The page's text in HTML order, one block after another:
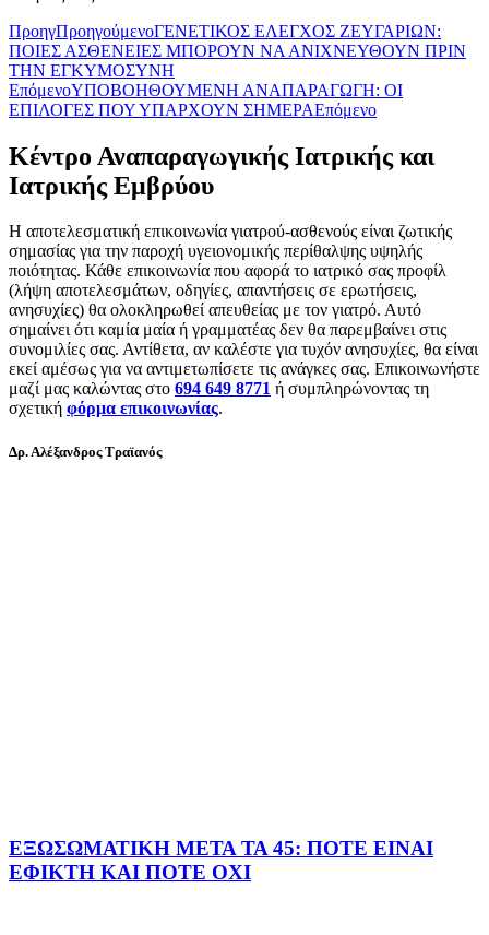
ΠροηγΠροηγούμενοΓΕΝΕΤΙΚΟΣ ΕΛΕΓΧΟΣ ΖΕΥΓΑΡΙΩΝ:
ΠΟΙΕΣ ΑΣΘΕΝΕΙΕΣ ΜΠΟΡΟΥΝ ΝΑ ΑΝΙΧΝΕΥΘΟΥΝ ΠΡΙΝ
ΤΗΝ ΕΓΚΥΜΟΣΥΝΗ
ΕπόμενοΥΠΟΒΟΗΘΟΥΜΕΝΗ ΑΝΑΠΑΡΑΓΩΓΗ: ΟΙ
ΕΠΙΛΟΓΕΣ ΠΟΥ ΥΠΑΡΧΟΥΝ ΣΗΜΕΡΑΕπόμενο
Κέντρο Αναπαραγωγικής Ιατρικής και
Ιατρικής Εμβρύου
Η αποτελεσματική επικοινωνία γιατρού-ασθενούς είναι ζωτικής
σημασίας για την παροχή υγειονομικής περίθαλψης υψηλής
ποιότητας. Κάθε επικοινωνία που αφορά το ιατρικό σας προφίλ
(λήψη αποτελεσμάτων, οδηγίες, απαντήσεις σε ερωτήσεις,
ανησυχίες) θα ολοκληρωθεί απευθείας με τον γιατρό. Αυτό
σημαίνει ότι καμία μαία ή γραμματέας δεν θα παρεμβαίνει στις
συνομιλίες σας. Αντίθετα, αν καλέστε για τυχόν ανησυχίες, θα είναι
εκεί αμέσως για να αντιμετωπίσετε τις ανάγκες σας. Επικοινωνήστε
μαζί μας καλώντας στο 694 649 8771 ή συμπληρώνοντας τη
σχετική φόρμα επικοινωνίας.
Δρ. Αλέξανδρος Τραϊανός
ΕΞΩΣΩΜΑΤΙΚΗ ΜΕΤΑ ΤΑ 45: ΠΟΤΕ ΕΙΝΑΙ
ΕΦΙΚΤΗ ΚΑΙ ΠΟΤΕ ΟΧΙ